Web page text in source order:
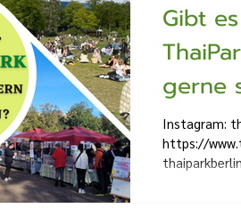
Gibt
gerne
Instagram:
https://